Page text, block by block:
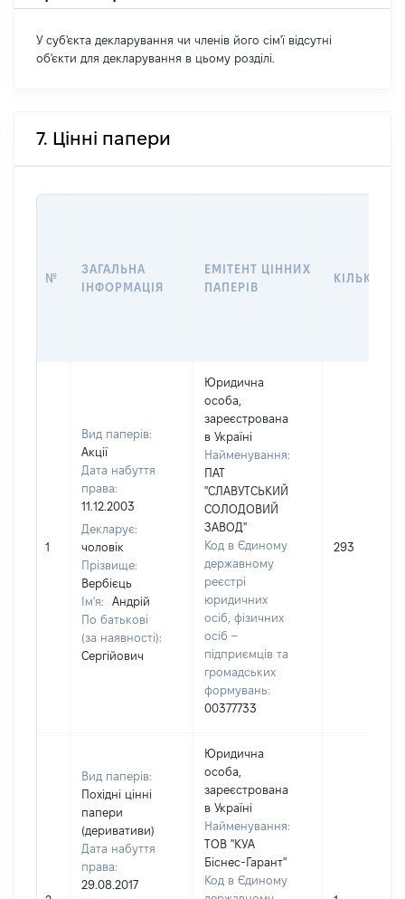
У суб'єкта декларування чи членів його сім'ї відсутні
об'єкти для декларування в цьому розділі.
7. Цінні папери
№
ЗАГАЛЬНА
ІНФОРМАЦІЯ
ЕМІТЕНТ ЦІННИХ
ПАПЕРІВ
КІЛЬКІСТЬ
1
Вид паперів:
Акції
Дата набуття
права:
11.12.2003
Декларує:
чоловік
Прізвище:
Вербієць
Ім'я:
Андрій
По батькові
(за наявності):
Сергійович
Юридична
особа,
зареєстрована
в Україні
Найменування:
ПАТ
"СЛАВУТСЬКИЙ
СОЛОДОВИЙ
ЗАВОД"
Код в Єдиному
державному
реєстрі
юридичних
осіб, фізичних
осіб –
підприємців та
громадських
формувань:
00377733
293
Вид паперів:
Похідні цінні
папери
(деривативи)
Дата набуття
права:
29.08.2017
Юридична
особа,
зареєстрована
в Україні
Найменування:
ТОВ "КУА
Біснес-Гарант"
Код в Єдиному